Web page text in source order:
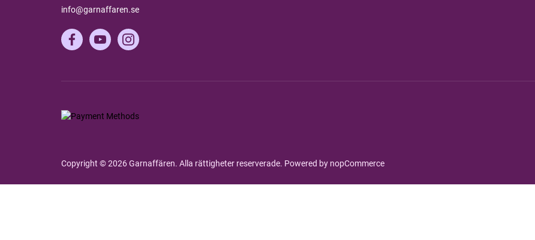
info@garnaffaren.se
Copyright © 2026 Garnaffären. Alla rättigheter reserverade. Powered by nopCommerce